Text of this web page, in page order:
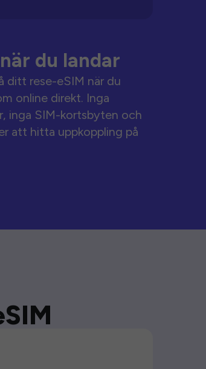
du landar
ditt rese-eSIM när du
online direkt. Inga
inga SIM-kortsbyten och
att hitta uppkoppling på